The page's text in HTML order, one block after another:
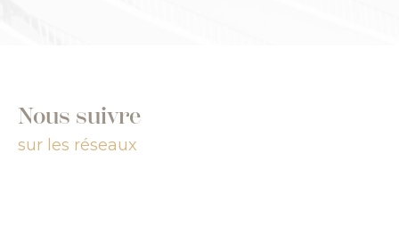
Nous suivre
sur les réseaux